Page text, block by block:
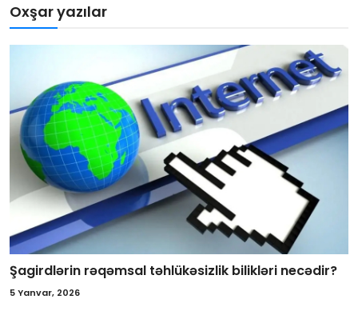
Oxşar yazılar
Şagirdlərin rəqəmsal təhlükəsizlik bilikləri necədir?
5 Yanvar, 2026